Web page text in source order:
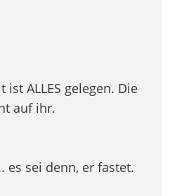
ALLES gelegen. Die
auf ihr.
es sei denn, er fastet.